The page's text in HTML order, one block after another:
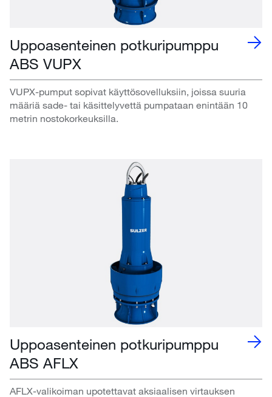
Uppoasenteinen potkuripumppu
ABS VUPX
VUPX-pumput sopivat käyttösovelluksiin, joissa suuria
määriä sade- tai käsittelyvettä pumpataan enintään 10
metrin nostokorkeuksilla.
Uppoasenteinen potkuripumppu
ABS AFLX
AFLX-valikoiman upotettavat aksiaalisen virtauksen